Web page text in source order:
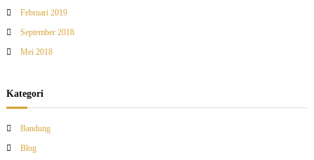
Februari 2019
September 2018
Mei 2018
Kategori
Bandung
Blog